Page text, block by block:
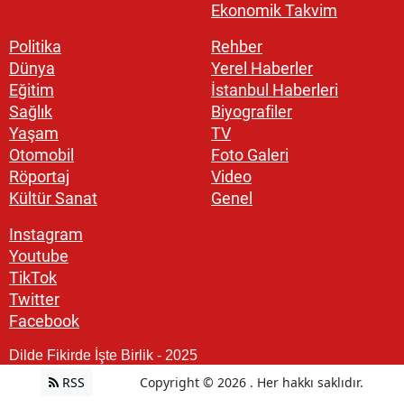
Ekonomik Takvim
Politika
Dünya
Eğitim
Sağlık
Yaşam
Otomobil
Röportaj
Kültür Sanat
Rehber
Yerel Haberler
İstanbul Haberleri
Biyografiler
TV
Foto Galeri
Video
Genel
Instagram
Youtube
TikTok
Twitter
Facebook
Dilde Fikirde İşte Birlik - 2025
RSS Copyright © 2026 . Her hakkı saklıdır.